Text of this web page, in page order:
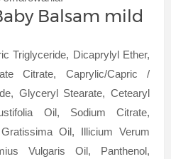
Balsam mild
Triglyceride, Dicaprylyl Ether,
Citrate, Caprylic/Capric /
Glyceryl Stearate, Cetearyl
Oil, Sodium Citrate,
Oil, Illicium Verum
Vulgaris Oil, Panthenol,